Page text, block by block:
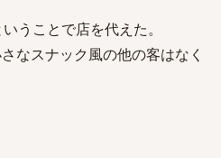
うことで店を代えた。
なスナック風の他の客はなく